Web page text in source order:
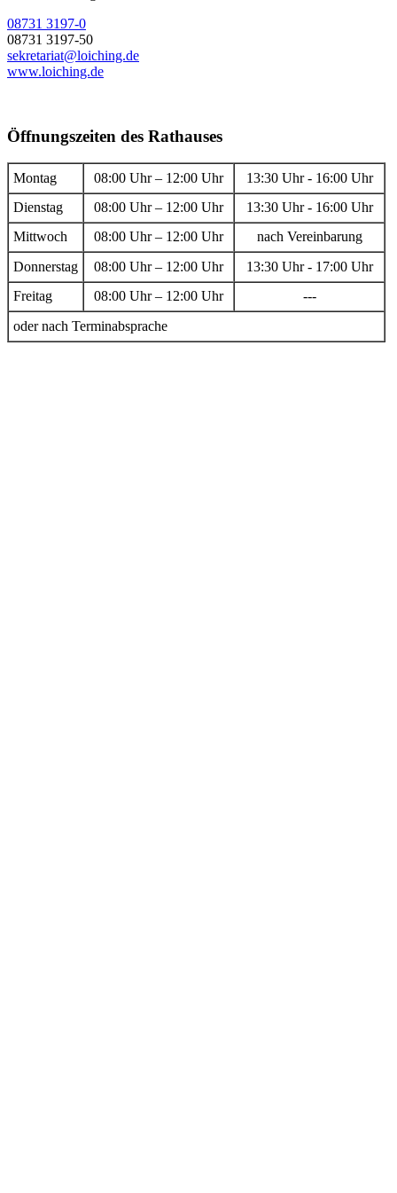
08731 3197-0
08731 3197-50
sekretariat@loiching.de
www.loiching.de
Öffnungszeiten des Rathauses
Montag 08:00 Uhr – 12:00 Uhr
13:30 Uhr - 16:00 Uhr
Dienstag
08:00 Uhr – 12:00 Uhr
13:30 Uhr - 16:00 Uhr
Mittwoch
08:00 Uhr – 12:00 Uhr
nach Vereinbarung
Donnerstag
08:00 Uhr – 12:00 Uhr
13:30 Uhr - 17:00 Uhr
Freitag
08:00 Uhr – 12:00 Uhr
---
oder nach Terminabsprache